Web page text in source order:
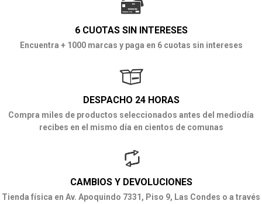
6 CUOTAS SIN INTERESES
Encuentra + 1000 marcas y paga en 6 cuotas sin intereses
DESPACHO 24 HORAS
Compra miles de productos seleccionados antes del mediodía
recibes en el mismo día en cientos de comunas
CAMBIOS Y DEVOLUCIONES
Tienda física en Av. Apoquindo 7331, Piso 9, Las Condes o a través